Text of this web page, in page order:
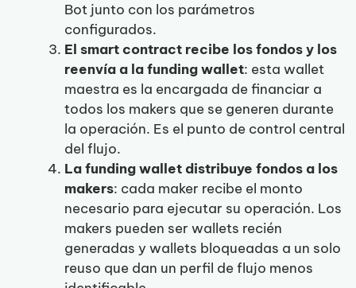
Bot junto con los parámetros
configurados.
El smart contract recibe los fondos y los
reenvía a la funding wallet: esta wallet
maestra es la encargada de financiar a
todos los makers que se generen durante
la operación. Es el punto de control central
del flujo.
La funding wallet distribuye fondos a los
makers: cada maker recibe el monto
necesario para ejecutar su operación. Los
makers pueden ser wallets recién
generadas y wallets bloqueadas a un solo
reuso que dan un perfil de flujo menos